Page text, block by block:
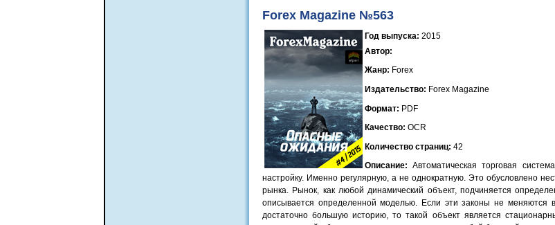
Forex Magazine №563
Год выпуска: 2015
Автор:
Жанр: Forex
Издательство: Forex Magazine
Формат: PDF
Качество: OCR
Количество страниц: 42
Описание:Автоматическая торговая
настройку. Именно регулярную, а не однократную. Это обусловлено
рынка. Рынок, как любой динамический объект, подчиняется
описывается определенной моделью. Если эти законы не меняются
достаточно большую историю, то такой объект является